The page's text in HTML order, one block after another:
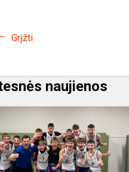
Grįžti
naujienos